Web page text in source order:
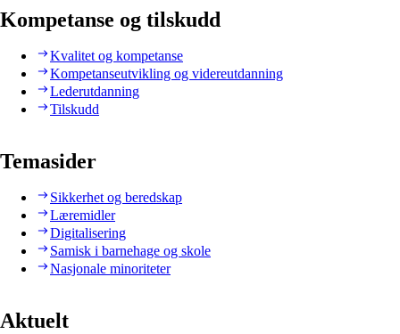
Kompetanse og tilskudd
Kvalitet og kompetanse
Kompetanseutvikling og videreutdanning
Lederutdanning
Tilskudd
Temasider
Sikkerhet og beredskap
Læremidler
Digitalisering
Samisk i barnehage og skole
Nasjonale minoriteter
Aktuelt